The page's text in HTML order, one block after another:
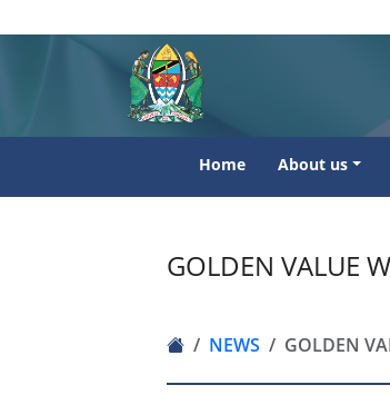
Home About us
GOLDEN VALUE
NEWS GOLDEN